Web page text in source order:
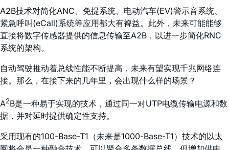
A2B技术对简化ANC、免提系统、电动汽车(EV)警示音系统、
紧急呼叫(eCall)系统等应用都大有裨益。此外，未来可能能够
直接将数字传感器提供的信息传输至A2B，以进一步简化RNC
系统的架构。
自动驾驶推动着总线性能不断提高，未来有望实现千兆网络连
接。那么，在接下来的几年里，会出现什么样的场景？
A2B是一种易于实现的技术，通过同一对UTP电缆传输电源和数
据，并对延时提供确定性支持。
采用现有的100-Base-T1（未来是1000-Base-T1）技术的以太